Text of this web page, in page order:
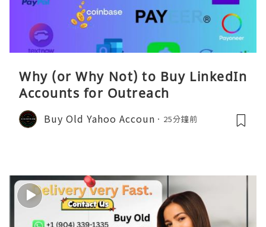
Why (or Why Not) to Buy LinkedIn
Accounts for Outreach
Buy Old Yahoo Accoun 25分鐘前